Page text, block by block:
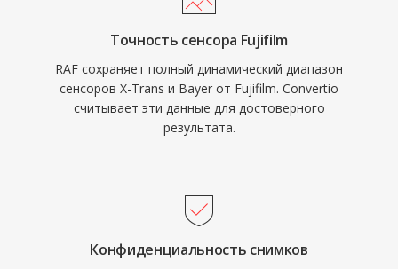
Точность сенсора Fujifilm
RAF сохраняет полный динамический диапазон
сенсоров X-Trans и Bayer от Fujifilm. Convertio
считывает эти данные для достоверного
результата.
Конфиденциальность снимков